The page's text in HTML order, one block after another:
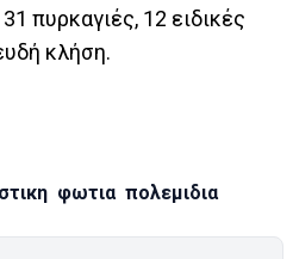
πυρκαγιές, 12 ειδικές
κλήση.
φωτια πολεμιδια